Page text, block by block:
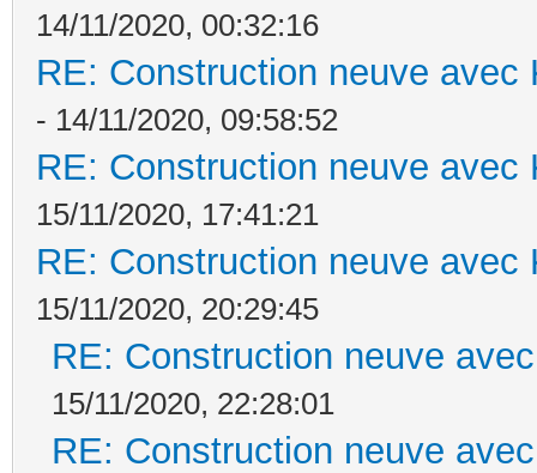
14/11/2020, 00:32:16
RE: Construction neuve avec
- 14/11/2020, 09:58:52
RE: Construction neuve avec
15/11/2020, 17:41:21
RE: Construction neuve avec
15/11/2020, 20:29:45
RE: Construction neuve
15/11/2020, 22:28:01
RE: Construction neuve